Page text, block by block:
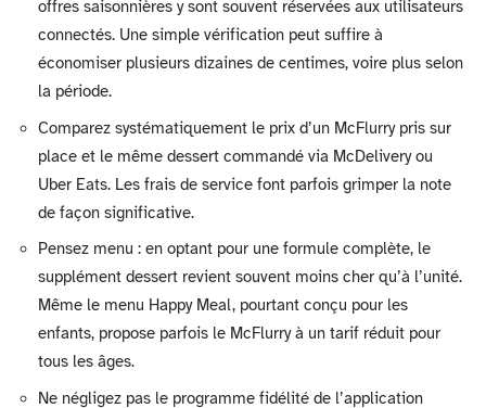
offres saisonnières y sont souvent réservées aux utilisateurs
connectés. Une simple vérification peut suffire à
économiser plusieurs dizaines de centimes, voire plus selon
la période.
Comparez systématiquement le prix d’un McFlurry pris sur
place et le même dessert commandé via McDelivery ou
Uber Eats. Les frais de service font parfois grimper la note
de façon significative.
Pensez menu : en optant pour une formule complète, le
supplément dessert revient souvent moins cher qu’à l’unité.
Même le menu Happy Meal, pourtant conçu pour les
enfants, propose parfois le McFlurry à un tarif réduit pour
tous les âges.
Ne négligez pas le programme fidélité de l’application